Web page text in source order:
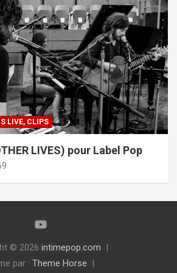
LIVE, CLIPS
LIVES) pour Label Pop
© 2026 intimepop.com
par : Theme Horse